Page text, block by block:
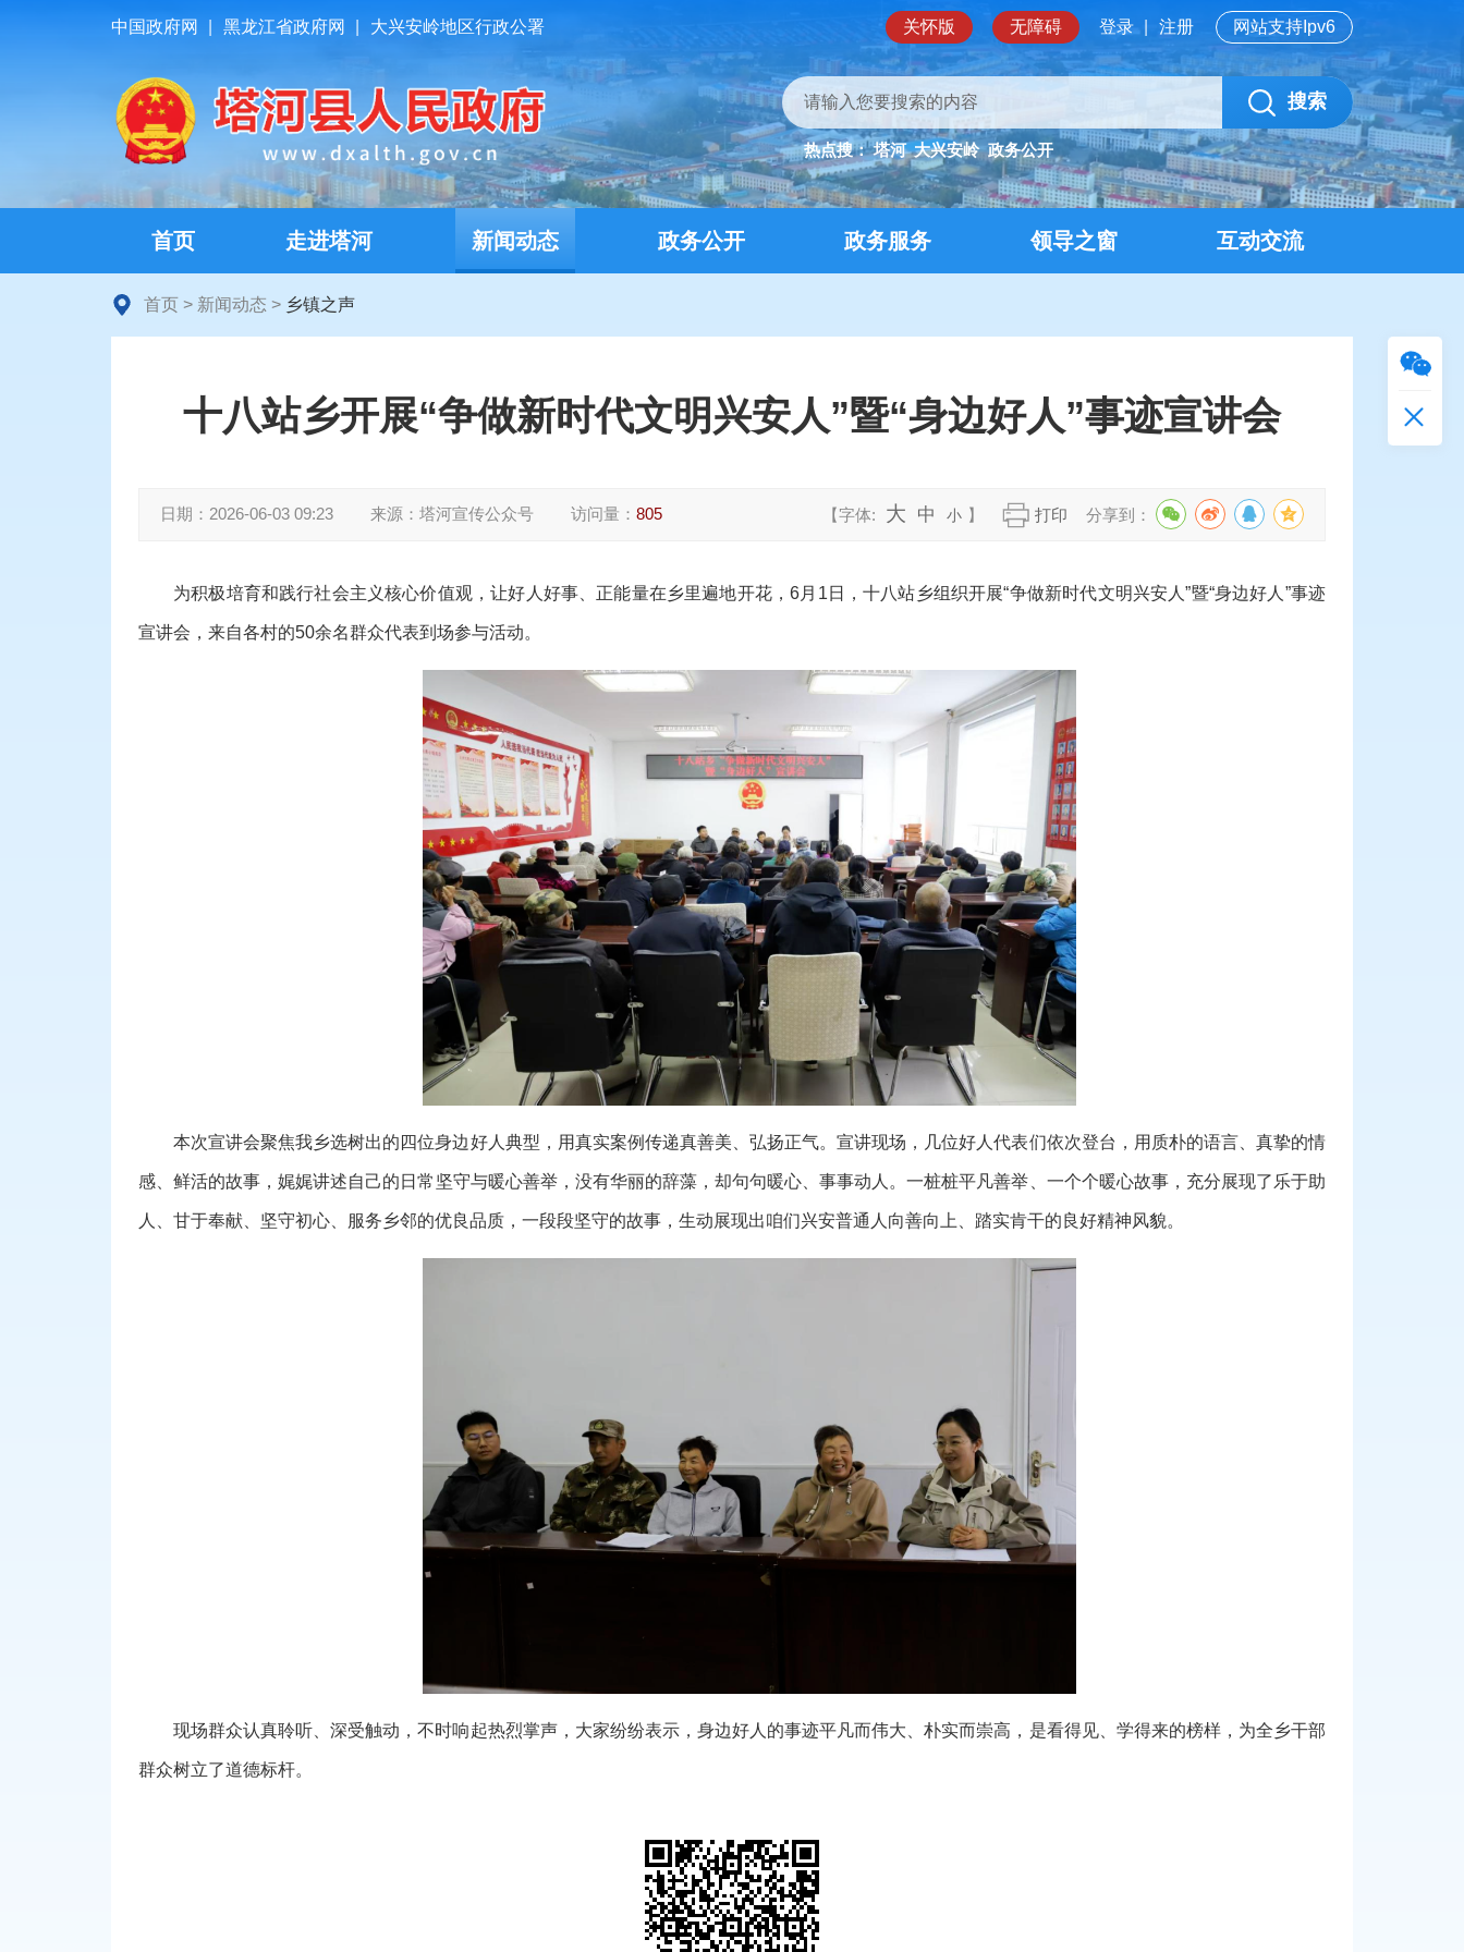
中国政府网 黑龙江省政府网 大兴安岭地区行政公署 关怀版 无障碍 网站支持Ipv6
登录 注册
搜索
热点搜： 塔河 大兴安岭 政务公开
首页 走进塔河 新闻动态 政务公开 政务服务 领导之窗 互动交流
首页 > 新闻动态 > 乡镇之声
十八站乡开展“争做新时代文明兴安人”暨“身边好人”事迹宣讲会
日期： 2026-06-03 09:23 来源： 塔河宣传公众号 访问量： 805 【字体: 大 中 小 】 打印 分享到：
为积极培育和践行社会主义核心价值观，让好人好事、正能量在乡里遍地开花，6月1日，十八站乡组织开展“争做新时代文明兴安人”暨“身边好人”事迹
宣讲会，来自各村的50余名群众代表到场参与活动。
本次宣讲会聚焦我乡选树出的四位身边好人典型，用真实案例传递真善美、弘扬正气。宣讲现场，几位好人代表们依次登台，用质朴的语言、真挚的情
感、鲜活的故事，娓娓讲述自己的日常坚守与暖心善举，没有华丽的辞藻，却句句暖心、事事动人。一桩桩平凡善举、一个个暖心故事，充分展现了乐于助
人、甘于奉献、坚守初心、服务乡邻的优良品质，一段段坚守的故事，生动展现出咱们兴安普通人向善向上、踏实肯干的良好精神风貌。
现场群众认真聆听、深受触动，不时响起热烈掌声，大家纷纷表示，身边好人的事迹平凡而伟大、朴实而崇高，是看得见、学得来的榜样，为全乡干部
群众树立了道德标杆。